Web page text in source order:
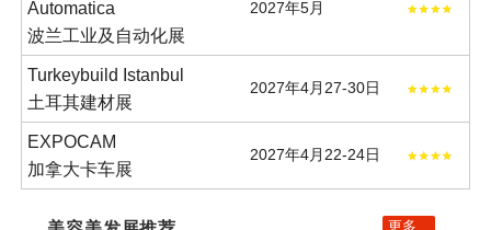
Automatica
波兰工业及自动化展
2027年5月
Turkeybuild Istanbul
土耳其建材展
2027年4月27-30日
EXPOCAM
加拿大卡车展
2027年4月22-24日
更多...